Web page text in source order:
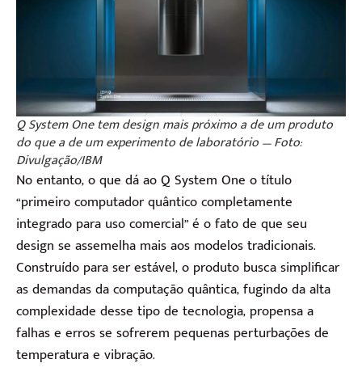
Q System One tem design mais próximo a de um produto
do que a de um experimento de laboratório — Foto:
Divulgação/IBM
No entanto, o que dá ao Q System One o título
“primeiro computador quântico completamente
integrado para uso comercial” é o fato de que seu
design se assemelha mais aos modelos tradicionais.
Construído para ser estável, o produto busca simplificar
as demandas da computação quântica, fugindo da alta
complexidade desse tipo de tecnologia, propensa a
falhas e erros se sofrerem pequenas perturbações de
temperatura e vibração.